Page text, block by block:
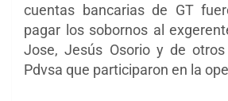
cuentas bancarias de GT
pagar los sobornos al
Jose, Jesús Osorio y de
Pdvsa que participaron en la